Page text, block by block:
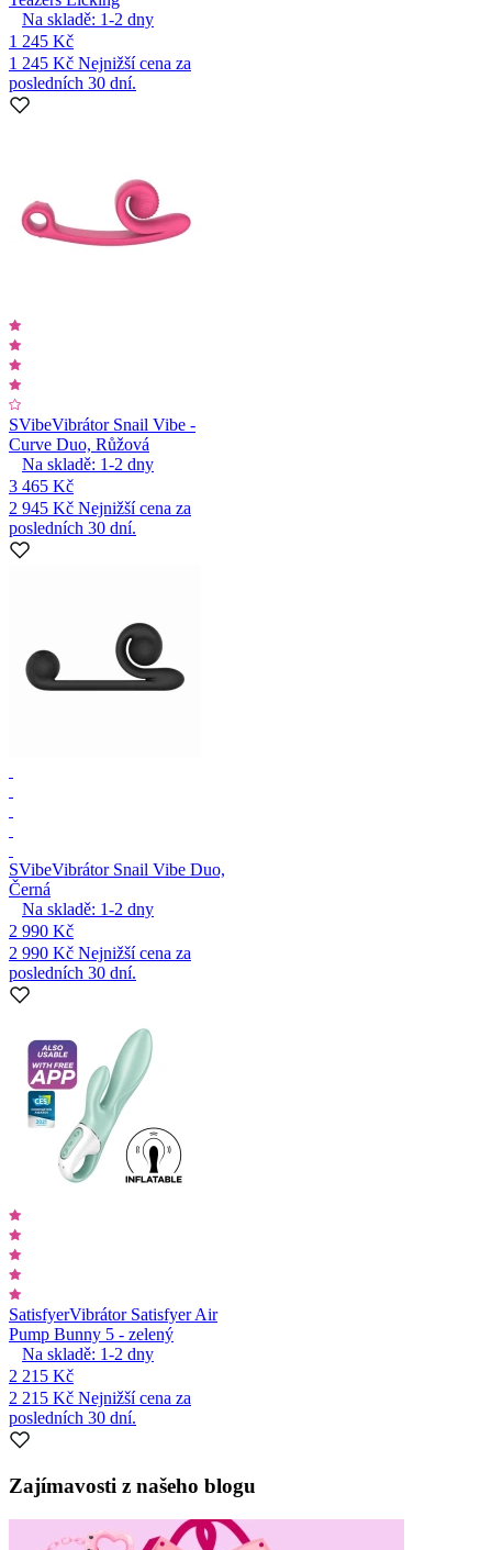
Na skladě: 1-2 dny
1 245 Kč
1 245 Kč Nejnižší cena za
posledních 30 dní.
SVibeVibrátor Snail Vibe -
Curve Duo, Růžová
Na skladě: 1-2 dny
3 465 Kč
2 945 Kč Nejnižší cena za
posledních 30 dní.
SVibeVibrátor Snail Vibe Duo,
Černá
Na skladě: 1-2 dny
2 990 Kč
2 990 Kč Nejnižší cena za
posledních 30 dní.
SatisfyerVibrátor Satisfyer Air
Pump Bunny 5 - zelený
Na skladě: 1-2 dny
2 215 Kč
2 215 Kč Nejnižší cena za
posledních 30 dní.
Zajímavosti z našeho blogu